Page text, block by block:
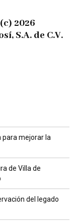
2026
S.A. de C.V.
para mejorar la
de Villa de
del legado